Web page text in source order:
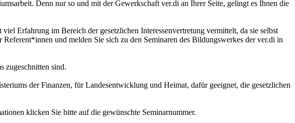
Denn nur so und mit der Gewerkschaft ver.di an Ihrer Seite, gelingt es Ihnen die
Erfahrung im Bereich der gesetzlichen Interessenvertretung vermittelt, da sie selbst
und melden Sie sich zu den Seminaren des Bildungswerkes der ver.di in
zugeschnitten sind.
der Finanzen, für Landesentwicklung und Heimat, dafür geeignet, die gesetzlichen
klicken Sie bitte auf die gewünschte Seminarnummer.